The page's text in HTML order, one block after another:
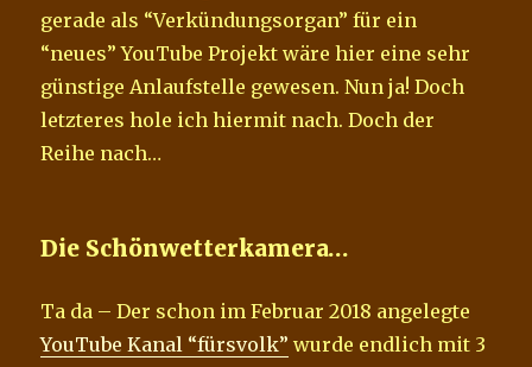
gerade als “Verkündungsorgan” für ein
“neues” YouTube Projekt wäre hier eine sehr
günstige Anlaufstelle gewesen. Nun ja! Doch
letzteres hole ich hiermit nach. Doch der
Reihe nach…
Die Schönwetterkamera…
Ta da – Der schon im Februar 2018 angelegte
YouTube Kanal “fürsvolk” wurde endlich mit 3